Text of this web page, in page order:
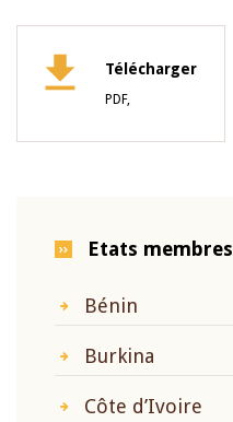
Télécharger
PDF,
Etats membres
Bénin
Burkina
Côte d’Ivoire